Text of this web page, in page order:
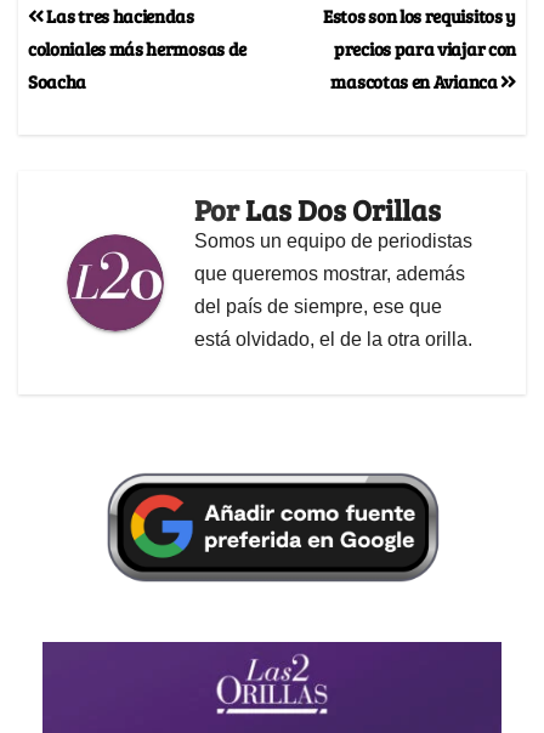
Estos son los requisitos y
precios para viajar con
mascotas en Avianca
Las tres haciendas
coloniales más hermosas de
Soacha
PorLas Dos Orillas
Somos un equipo de periodistas
que queremos mostrar, además
del país de siempre, ese que
está olvidado, el de la otra orilla.